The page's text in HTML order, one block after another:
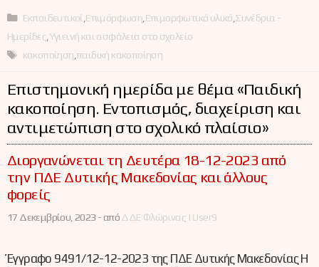
Κατηγορίες
Εκπαιδευτικοί Επιμόρφωση Επιμορφωτικό υλικό Συνέδρια -
Ημερίδες Υγιεινή και ασφάλεια στο σχολείο
Ετικέτες
κακοποίηση ,παιδική κακοποίηση
Επιστημονική ημερίδα με θέμα «Παιδική
κακοποίηση. Εντοπισμός, διαχείριση και
αντιμετώπιση στο σχολικό πλαίσιο»
Διοργανώνεται τη Δευτέρα 18-12-2023 από
την ΠΔΕ Δυτικής Μακεδονίας και άλλους
φορείς
17 Δεκεμβρίου, 2023 -απόΔΔΕ Φλώρινας | User9
Έγγραφο 9491/12-12-2023 της ΠΔΕ Δυτικής Μακεδονίας Η